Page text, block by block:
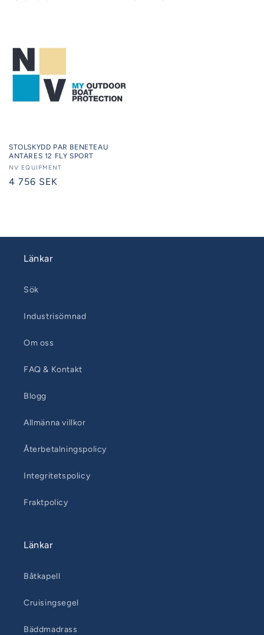
STOLSKYDD PAR BENETEAU
ANTARES 12 FLY SPORT
Säljare:
NV EQUIPMENT
Ordinarie
4 756 SEK
Länkar
Sök
Industrisömnad
Om oss
FAQ & Kontakt
Blogg
Allmänna villkor
Återbetalningspolicy
Integritetspolicy
Fraktpolicy
Länkar
Båtkapell
Cruisingsegel
Bäddmadrass